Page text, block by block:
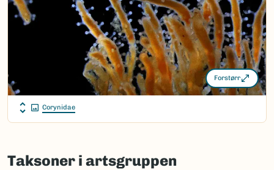
Gå til Nortaxa for flere detaljer
(Ekstern lenke)
Forstørr
Corynidae
Taksoner i artsgruppen